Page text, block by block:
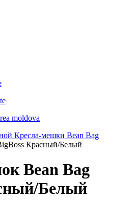
Кресла-мешки Bean Bag
Красный/Белый
Bean Bag
Белый